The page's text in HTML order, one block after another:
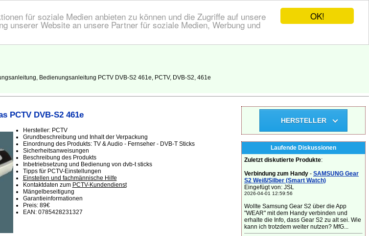
OK!
für soziale Medien anbieten zu können und die Zugriffe auf unsere
unserer Website an unsere Partner für soziale Medien, Werbung und
Bedienungsanleitung PCTV DVB-S2 461e, PCTV, DVB-S2, 461e
PCTV DVB-S2 461e
Hersteller: PCTV
Grundbeschreibung und Inhalt der Verpackung
Einordnung des Produkts: TV & Audio - Fernseher - DVB-T Sticks
Sicherheitsanweisungen
Beschreibung des Produkts
Inbetriebsetzung und Bedienung von dvb-t sticks
Tipps für PCTV-Einstellungen
Einstellen und fachmännische Hilfe
Kontaktdaten zum PCTV-Kundendienst
Mängelbeseitigung
Garantieinformationen
Preis: 89€
EAN: 0785428231327
HERSTELLER
Laufende Diskussionen
Zuletzt diskutierte Produkte:
Verbindung zum Handy - SAMSUNG Gear
S2 Weiß/Silber (Smart Watch)
Eingefügt von: JSL
2026-04-01 12:59:56
Wollte Samsung Gear S2 über die App
"WEAR" mit dem Handy verbinden und
erhalte die Info, dass Gear S2 zu alt sei. Wie
kann ich trotzdem weiter nutzen? MfG...